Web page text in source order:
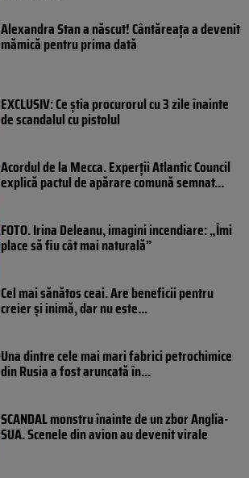
Alexandra Stan a născut! Cântăreața a devenit
mămică pentru prima dată
EXCLUSIV: Ce știa procurorul cu 3 zile înainte
de scandalul cu pistolul
Acordul de la Mecca. Experții Atlantic Council
explică pactul de apărare comună semnat...
FOTO. Irina Deleanu, imagini incendiare: „Îmi
place să fiu cât mai naturală”
Cel mai sănătos ceai. Are beneficii pentru
creier și inimă, dar nu este...
Una dintre cele mai mari fabrici petrochimice
din Rusia a fost aruncată în...
SCANDAL monstru înainte de un zbor Anglia-
SUA. Scenele din avion au devenit virale